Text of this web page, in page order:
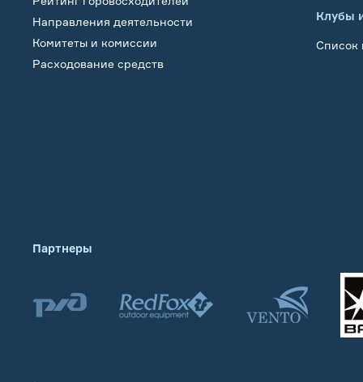
Направления деятельности
Комитеты и комиссии
Расходование средств
Клубы
Список
Партнеры